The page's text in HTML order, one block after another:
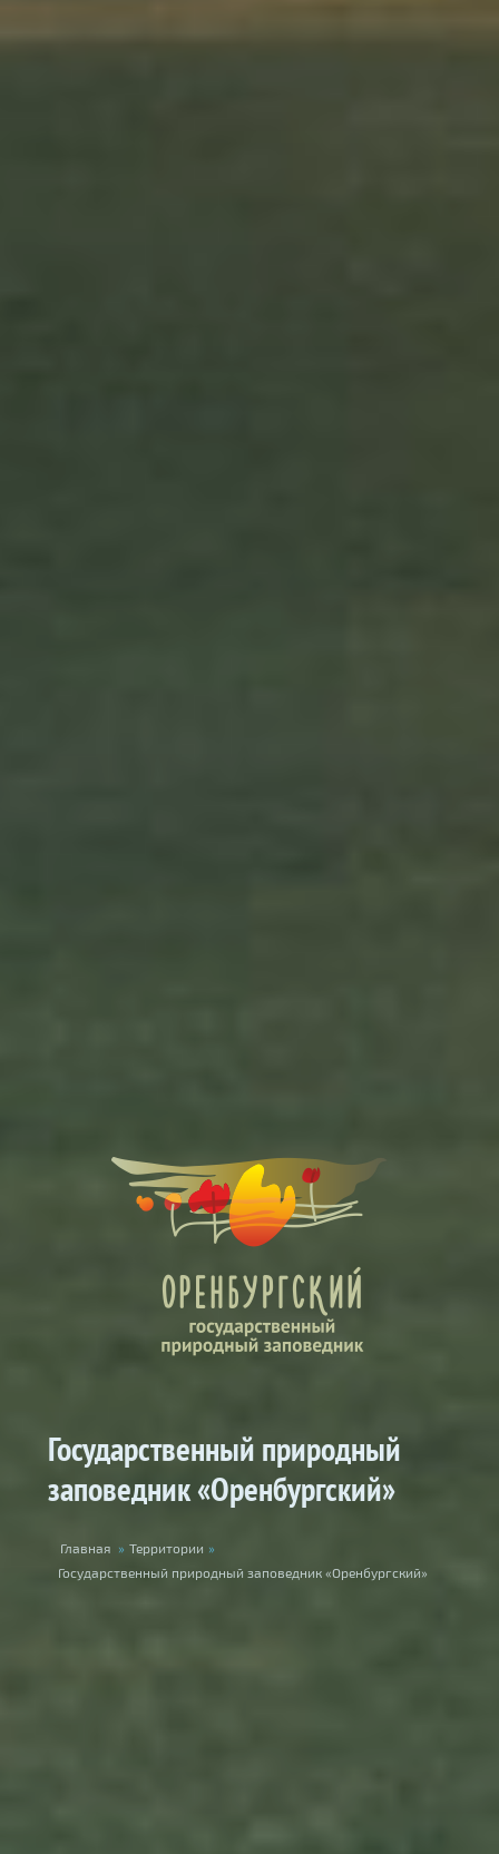
Государственный природный
заповедник «Оренбургский»
Вы здесь
Главная » Территории »
Государственный природный заповедник «Оренбургский»